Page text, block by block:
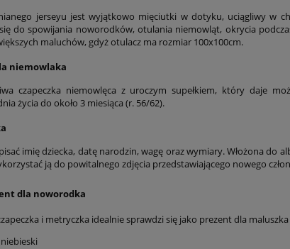
jerseyu jest wyjątkowo mięciutki w dotyku, uciągliwy w
do spowijania noworodków, otulania niemowląt, okrycia
maluchów, gdyż otulacz ma rozmiar 100x100cm.
niemowlaka
czapeczka niemowlęca z uroczym supełkiem, który daje
życia do około 3 miesiąca (r. 56/62).
imię dziecka, datę narodzin, wagę oraz wymiary. Włożona
ją do powitalnego zdjęcia przedstawiającego nowego
dla noworodka
i metryczka idealnie sprawdzi się jako prezent dla